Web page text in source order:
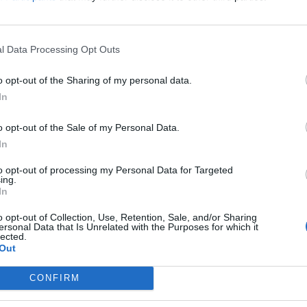
Data Processing Opt Outs
opt-out of the Sharing of my personal data.
opt-out of the Sale of my Personal Data.
opt-out of processing my Personal Data for Targeted
opt-out of Collection, Use, Retention, Sale, and/or Sharing
Data that Is Unrelated with the Purposes for which it
CONFIRM
ќе ја посети Kлиниката за уво, нос и грло
БРАДУ И БРИЧ“... После 500
на клиниката.
заедно со министерот за здравство, Азир
на нова медицинска опрема при
и грло.